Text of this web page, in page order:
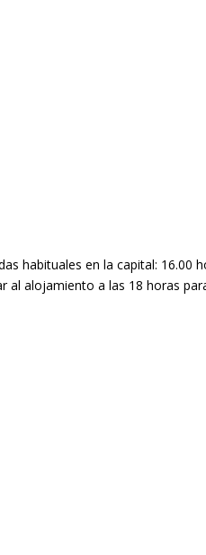
habituales en la capital: 16.00
al alojamiento a las 18 horas